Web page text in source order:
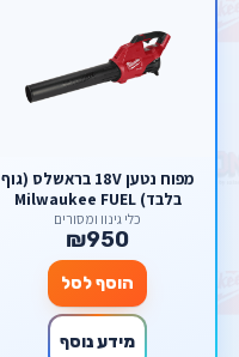
מפוח נטען 18V בראשלס (גוף
בלבד) Milwaukee FUEL
כלי גינון ומסורים
₪950
הוסף לסל
מידע נוסף